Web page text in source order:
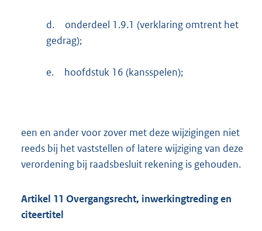
d.
onderdeel 1.9.1 (verklaring omtrent het
gedrag);
e. hoofdstuk 16 (kansspelen);
een en ander voor zover met deze wijzigingen niet
reeds bij het vaststellen of latere wijziging van deze
verordening bij raadsbesluit rekening is gehouden.
Artikel 11 Overgangsrecht, inwerkingtreding en
citeertitel